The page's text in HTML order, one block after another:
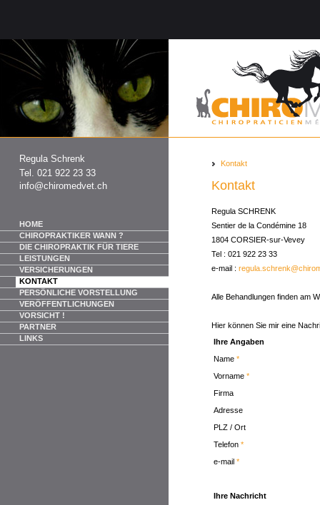
Regula Schrenk
Tel. 021 922 23 33
info@chiromedvet.ch
HOME
CHIROPRAKTIKER WANN ?
DIE CHIROPRAKTIK FÜR TIERE
LEISTUNGEN
VERSICHERUNGEN
KONTAKT
PERSÖNLICHE VORSTELLUNG
VERÖFFENTLICHUNGEN
VORSICHT !
PARTNER
LINKS
Kontakt
Kontakt
Regula SCHRENK
Sentier de la Condémine 18
1804 CORSIER-sur-Vevey
Tel : 021 922 23 33
e-mail :
Alle Behandlungen finden am
Hier können Sie mir eine
Ihre Angaben
Name *
Vorname *
Firma
Adresse
PLZ / Ort
Telefon *
e-mail *
Ihre Nachricht